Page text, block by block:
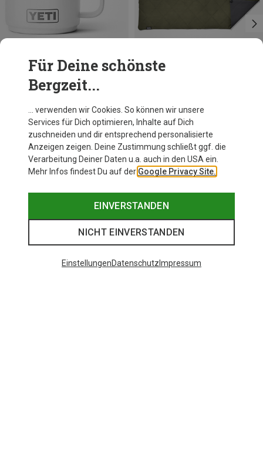
Rambler Mug 14oz Isolierbecher
414ML
Yeti
Lowlands Decke
229,95 €
Für Deine schönste
Bergzeit...
… verwenden wir Cookies. So können wir unsere
Services für Dich optimieren, Inhalte auf Dich
zuschneiden und dir entsprechend personalisierte
Anzeigen zeigen. Deine Zustimmung schließt ggf. die
Verarbeitung Deiner Daten u.a. auch in den USA ein.
Mehr Infos findest Du auf der Google Privacy Site.
EINVERSTANDEN
NICHT EINVERSTANDEN
EinstellungenDatenschutz Impressum